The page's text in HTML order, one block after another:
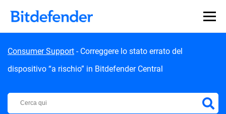
Consumer Support - Correggere lo stato errato del
dispositivo “a rischio” in Bitdefender Central
Centro di Supporto Bitdefender